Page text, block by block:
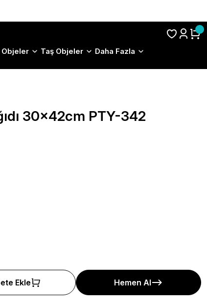
Objeler Taş Objeler Daha Fazla
30x42cm PTY-342
Ekle Hemen Al